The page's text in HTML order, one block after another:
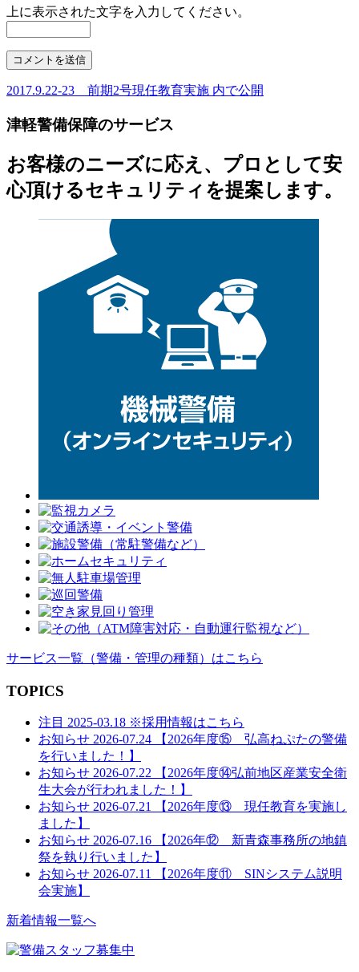
上に表示された文字を入力してください。
投
稿
ビ
ゲ
2017.9.22-23 前期2号現任教育実施 内で公開
津軽警備保障のサービス
お客様のニーズに応え、プロとして安
心頂けるセキュリティを提案します。
サービス一覧 （警備・管理の種類） はこちら
TOPICS
注目 2025-03.18 ※採用情報はこちら
お知らせ 2026-07.24
【2026年度⑮ 弘高ねぷたの警備
を行いました！】
お知らせ 2026-07.22
【2026年度⑭弘前地区産業安全衛
生大会が行われました！】
お知らせ 2026-07.21
【2026年度⑬ 現任教育を実施し
ました】
お知らせ 2026-07.16
【2026年⑫ 新青森事務所の地鎮
祭を執り行いました】
お知らせ 2026-07.11
【2026年度⑪ SINシステム説明
会実施】
新着情報一覧へ